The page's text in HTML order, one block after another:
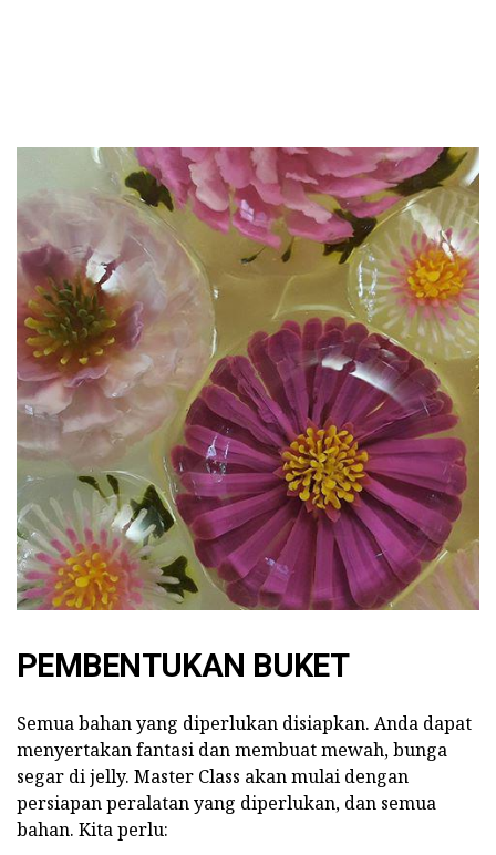
PEMBENTUKAN BUKET
Semua bahan yang diperlukan disiapkan. Anda dapat
menyertakan fantasi dan membuat mewah, bunga
segar di jelly. Master Class akan mulai dengan
persiapan peralatan yang diperlukan, dan semua
bahan. Kita perlu: